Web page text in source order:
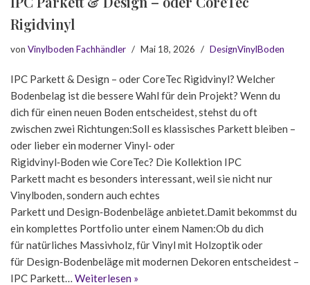
Rigidvinyl
von Vinylboden Fachhändler Mai 18, 2026 DesignVinylBoden
IPC Parkett & Design – oder CoreTec Rigidvinyl? Welcher
Bodenbelag ist die bessere Wahl für dein Projekt? Wenn du
dich für einen neuen Boden entscheidest, stehst du oft
zwischen zwei Richtungen:Soll es klassisches Parkett bleiben –
oder lieber ein moderner Vinyl‑ oder
Rigidvinyl‑Boden wie CoreTec? Die Kollektion IPC
Parkett macht es besonders interessant, weil sie nicht nur
Vinylboden, sondern auch echtes
Parkett und Design‑Bodenbeläge anbietet.Damit bekommst du
ein komplettes Portfolio unter einem Namen:Ob du dich
für natürliches Massivholz, für Vinyl mit Holzoptik oder
für Design‑Bodenbeläge mit modernen Dekoren entscheidest –
IPC Parkett… Weiterlesen »